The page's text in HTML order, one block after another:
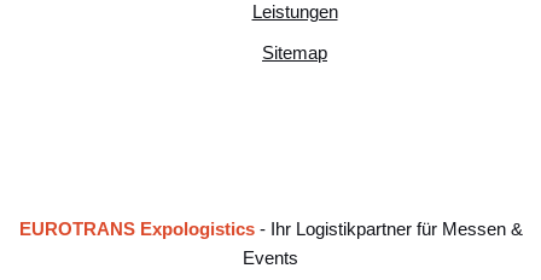
Leistungen
Sitemap
EUROTRANS Expologistics- Ihr Logistikpartner für Messen &
Events